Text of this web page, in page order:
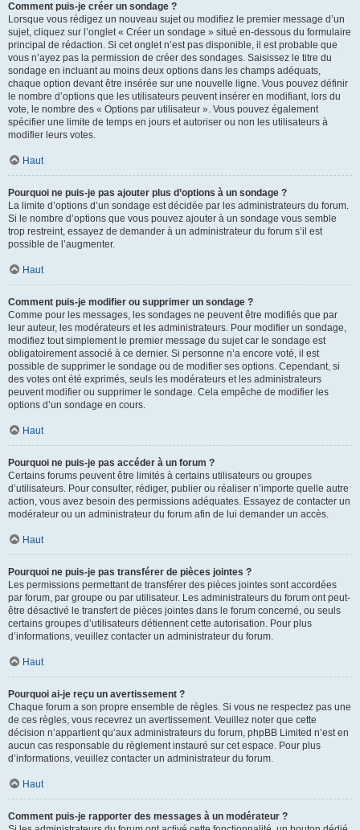
Comment puis-je créer un sondage ?
Lorsque vous rédigez un nouveau sujet ou modifiez le premier message d’un
sujet, cliquez sur l’onglet « Créer un sondage » situé en-dessous du formulaire
principal de rédaction. Si cet onglet n’est pas disponible, il est probable que
vous n’ayez pas la permission de créer des sondages. Saisissez le titre du
sondage en incluant au moins deux options dans les champs adéquats,
chaque option devant être insérée sur une nouvelle ligne. Vous pouvez définir
le nombre d’options que les utilisateurs peuvent insérer en modifiant, lors du
vote, le nombre des « Options par utilisateur ». Vous pouvez également
spécifier une limite de temps en jours et autoriser ou non les utilisateurs à
modifier leurs votes.
Haut
Pourquoi ne puis-je pas ajouter plus d’options à un sondage ?
La limite d’options d’un sondage est décidée par les administrateurs du forum.
Si le nombre d’options que vous pouvez ajouter à un sondage vous semble
trop restreint, essayez de demander à un administrateur du forum s’il est
possible de l’augmenter.
Haut
Comment puis-je modifier ou supprimer un sondage ?
Comme pour les messages, les sondages ne peuvent être modifiés que par
leur auteur, les modérateurs et les administrateurs. Pour modifier un sondage,
modifiez tout simplement le premier message du sujet car le sondage est
obligatoirement associé à ce dernier. Si personne n’a encore voté, il est
possible de supprimer le sondage ou de modifier ses options. Cependant, si
des votes ont été exprimés, seuls les modérateurs et les administrateurs
peuvent modifier ou supprimer le sondage. Cela empêche de modifier les
options d’un sondage en cours.
Haut
Pourquoi ne puis-je pas accéder à un forum ?
Certains forums peuvent être limités à certains utilisateurs ou groupes
d’utilisateurs. Pour consulter, rédiger, publier ou réaliser n’importe quelle autre
action, vous avez besoin des permissions adéquates. Essayez de contacter un
modérateur ou un administrateur du forum afin de lui demander un accès.
Haut
Pourquoi ne puis-je pas transférer de pièces jointes ?
Les permissions permettant de transférer des pièces jointes sont accordées
par forum, par groupe ou par utilisateur. Les administrateurs du forum ont peut-
être désactivé le transfert de pièces jointes dans le forum concerné, ou seuls
certains groupes d’utilisateurs détiennent cette autorisation. Pour plus
d’informations, veuillez contacter un administrateur du forum.
Haut
Pourquoi ai-je reçu un avertissement ?
Chaque forum a son propre ensemble de règles. Si vous ne respectez pas une
de ces règles, vous recevrez un avertissement. Veuillez noter que cette
décision n’appartient qu’aux administrateurs du forum, phpBB Limited n’est en
aucun cas responsable du règlement instauré sur cet espace. Pour plus
d’informations, veuillez contacter un administrateur du forum.
Haut
Comment puis-je rapporter des messages à un modérateur ?